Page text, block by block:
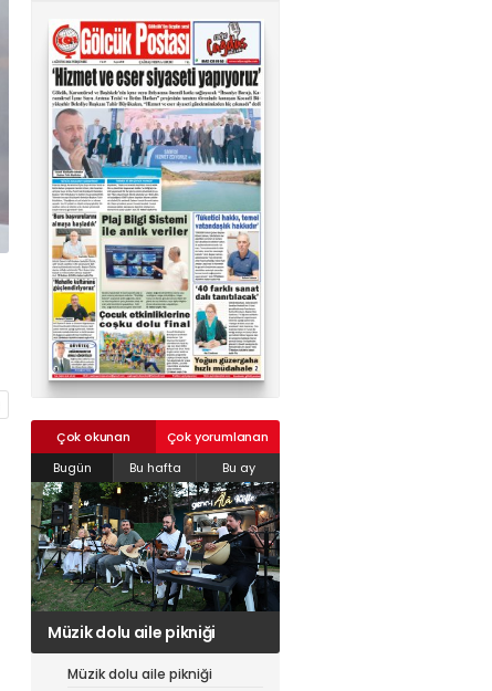
Çok okunan
Çok yorumlanan
Bugün
Bu hafta Bu ay
Jandarmadan sahte
çantacılara darbe
Müzik dolu aile pikniği
02624132333
haber@golcukpostasi.com